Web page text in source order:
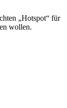
„Hotspot“ für
wollen.